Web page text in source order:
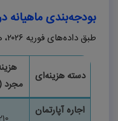
بودجه‌بندی ماهیانه
طبق داده‌های فوریه ۲۰۲۶،
دسته هزینه‌ای
مجرد
اجاره آپارتمان